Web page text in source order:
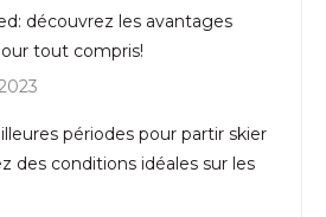
découvrez les avantages
tout compris!
périodes pour partir skier
des conditions idéales sur les